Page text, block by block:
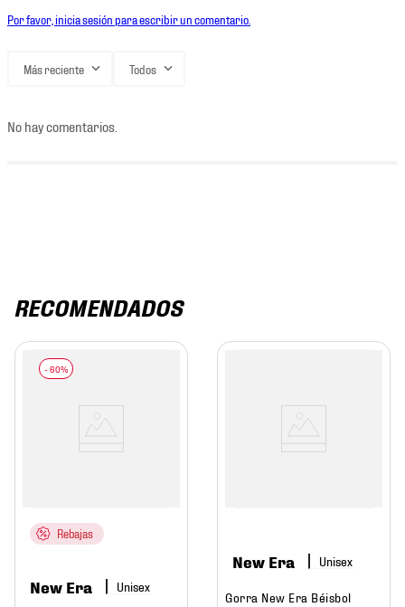
Por favor, inicia sesión para escribir un comentario.
Más reciente Todos
No hay comentarios.
RECOMENDADOS
Rebajas
New Era
New Era
Gorra New Era Béisbol